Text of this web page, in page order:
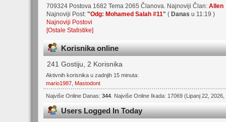
709324 Postova 1682 Tema 2065 Članova. Najnoviji Član:Allen
Najnoviji Post:"Odg: Mohamed Salah #11" (Danas u 11:19 )
Najnoviji Postovi
[Ostale Statistike]
Korisnika online
241 Gostiju, 2 Korisnika
Aktivnih korisnika u zadnjih 15 minuta:
mario1987 Mastodont
Najviše Online Danas:344 . Najviše Online Ikada: 17069 (Lipanj 22,
Users Logged In Today